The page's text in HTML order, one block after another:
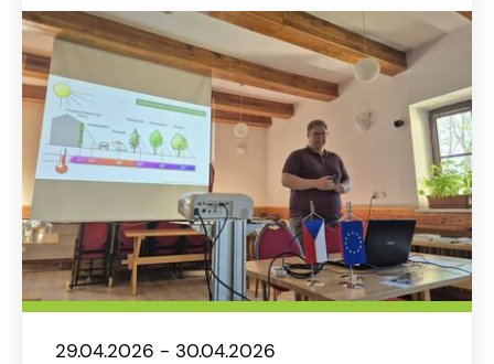
29.04.2026 - 30.04.2026